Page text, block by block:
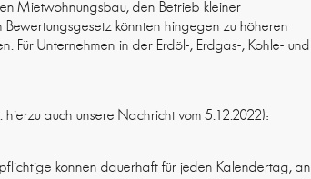
Mietwohnungsbau, den Betrieb kleiner
könnten hingegen zu höheren
Für Unternehmen in der Erdöl-, Erdgas-, Kohle- und
hierzu auch unsere Nachricht vom 5.12.2022):
können dauerhaft für jeden Kalendertag, an